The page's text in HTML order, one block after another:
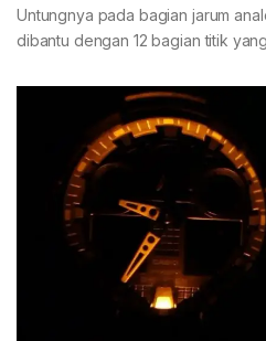
Untungnya pada bagian jarum
dibantu dengan 12 bagian titik